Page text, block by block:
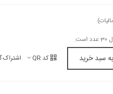
سبد خرید کد QR اشتراک